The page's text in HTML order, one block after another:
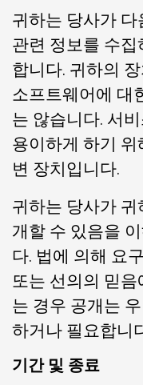
귀하는 당사가
관련 정보를 수
합니다. 귀하의
소프트웨어에 대
는 않습니다. 서
용이하게 하기
변 장치입니다.
귀하는 당사가
개할 수 있음을
다. 법에 의해 요
또는 선의의 믿
는 경우 공개는
하거나 필요합니
기간 및 종료